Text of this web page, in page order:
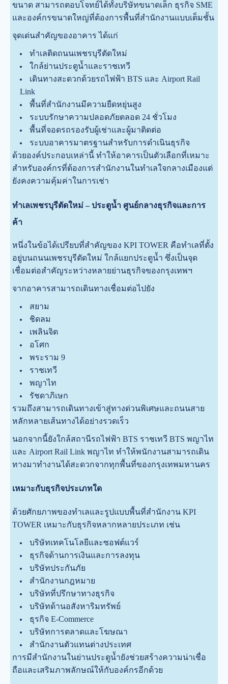
ขนาด สามารถตอบโจทย์ได้ทั้งบริษัทขนาดเล็ก ธุรกิจ SME
และองค์กรขนาดใหญ่ที่ต้องการพื้นที่สำนักงานแบบเต็มชั้น
จุดเด่นสำคัญของอาคาร ได้แก่
ทำเลติดถนนเพชรบุรีตัดใหม่
ใกล้ย่านประตูน้ำและราชเทวี
เดินทางสะดวกด้วยรถไฟฟ้า BTS และ Airport Rail
Link
พื้นที่สำนักงานมีความยืดหยุ่นสูง
ระบบรักษาความปลอดภัยตลอด 24 ชั่วโมง
พื้นที่จอดรถรองรับผู้เช่าและผู้มาติดต่อ
ระบบอาคารมาตรฐานสำหรับการดำเนินธุรกิจ
ด้วยองค์ประกอบเหล่านี้ ทำให้อาคารเป็นตัวเลือกที่เหมาะ
สำหรับองค์กรที่ต้องการสำนักงานในทำเลใจกลางเมืองแต่
ยังคงความคุ้มค่าในการเช่า
ทำเลเพชรบุรีตัดใหม่ – ประตูน้ำ ศูนย์กลางธุรกิจและการ
ค้า
หนึ่งในข้อได้เปรียบที่สำคัญของ KPI TOWER คือทำเลที่ตั้ง
อยู่บนถนนเพชรบุรีตัดใหม่ ใกล้แยกประตูน้ำ ซึ่งเป็นจุด
เชื่อมต่อสำคัญระหว่างหลายย่านธุรกิจของกรุงเทพฯ
จากอาคารสามารถเดินทางเชื่อมต่อไปยัง
สยาม
ชิดลม
เพลินจิต
อโศก
พระราม 9
ราชเทวี
พญาไท
รัชดาภิเษก
รวมถึงสามารถเดินทางเข้าสู่ทางด่วนพิเศษและถนนสาย
หลักหลายเส้นทางได้อย่างรวดเร็ว
นอกจากนี้ยังใกล้สถานีรถไฟฟ้า BTS ราชเทวี BTS พญาไท
และ Airport Rail Link พญาไท ทำให้พนักงานสามารถเดิน
ทางมาทำงานได้สะดวกจากทุกพื้นที่ของกรุงเทพมหานคร
เหมาะกับธุรกิจประเภทใด
ด้วยศักยภาพของทำเลและรูปแบบพื้นที่สำนักงาน KPI
TOWER เหมาะกับธุรกิจหลากหลายประเภท เช่น
บริษัทเทคโนโลยีและซอฟต์แวร์
ธุรกิจด้านการเงินและการลงทุน
บริษัทประกันภัย
สำนักงานกฎหมาย
บริษัทที่ปรึกษาทางธุรกิจ
บริษัทด้านอสังหาริมทรัพย์
ธุรกิจ E-Commerce
บริษัทการตลาดและโฆษณา
สำนักงานตัวแทนต่างประเทศ
การมีสำนักงานในย่านประตูน้ำยังช่วยสร้างความน่าเชื่อ
ถือและเสริมภาพลักษณ์ให้กับองค์กรอีกด้วย